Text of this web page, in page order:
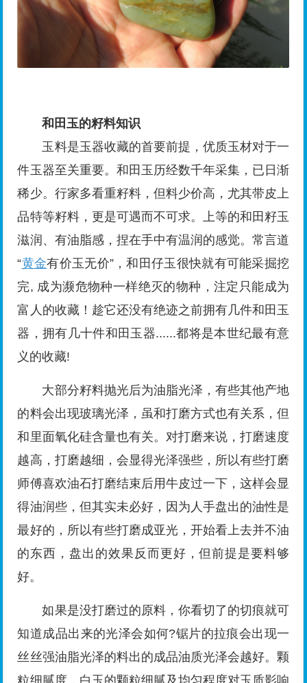
和田玉的籽料知识
玉料是玉器收藏的首要前提，优质玉材对于一
件玉器至关重要。和田玉历经数千年采集，已日渐
稀少。行家多看重籽料，但料少价高，尤其带皮上
品特等籽料，更是可遇而不可求。上等的和田籽玉
滋润、有油脂感，捏在手中有温润的感觉。常言道
“黄金有价玉无价”，和田仔玉很快就有可能采掘挖
完, 成为濒危物种一样绝灭的物种，注定只能成为
富人的收藏！趁它还没有绝迹之前拥有几件和田玉
器，拥有几十件和田玉器......都将是本世纪最有意
义的收藏!
大部分籽料抛光后为油脂光泽，有些其他产地
的料会出现玻璃光泽，虽和打磨方式也有关系，但
和里面氧化硅含量也有关。对打磨来说，打磨速度
越高，打磨越细，会显得光泽强些，所以有些打磨
师傅喜欢油石打磨结束后用牛皮过一下，这样会显
得油润些，但其实未必好，因为人手盘出的油性是
最好的，所以有些打磨成亚光，开始看上去并不油
的东西，盘出的效果反而更好，但前提是要料够
好。
如果是没打磨过的原料，你看切了的切痕就可
知道成品出来的光泽会如何?锯片的拉痕会出现一
丝丝强油脂光泽的料出的成品油质光泽会越好。颗
粒细腻度，白玉的颗粒细腻及均匀程度对玉质影响